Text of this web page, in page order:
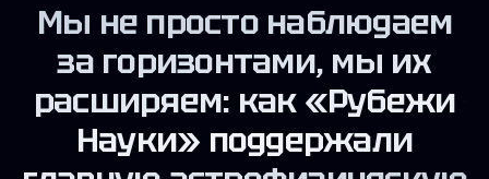
Мы не просто наблюдаем
за горизонтами, мы их
расширяем: как «Рубежи
Науки» поддержали